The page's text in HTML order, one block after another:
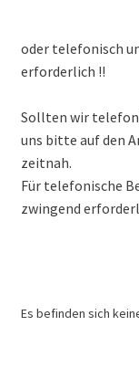
oder telefonisch
erforderlich !!
Sollten wir
uns bitte auf den
zeitnah.
Für telefonische
zwingend
Es befinden sich